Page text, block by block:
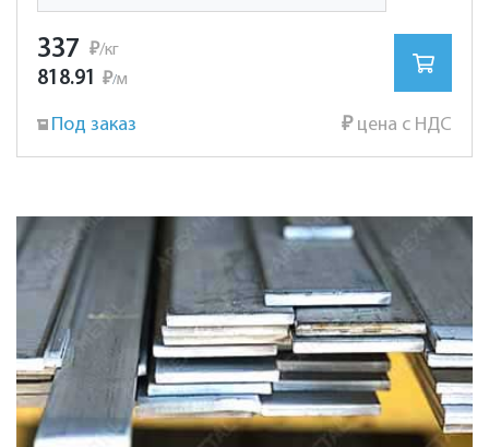
337 ₽/кг
818.91 ₽/м
Под заказ ₽цена с НДС